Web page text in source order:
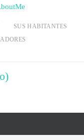
SUS HABITANTES